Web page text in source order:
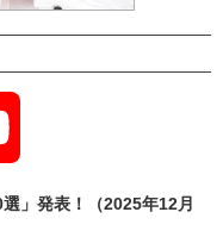
Channel
」発表！（2025年12月